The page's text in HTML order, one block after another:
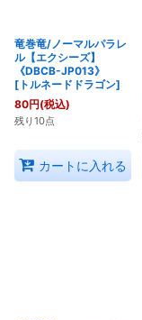
竜巻竜/ノーマルパラレ
ル【エクシーズ】
《DBCB-JP013》
[ トルネードドラゴン]
80円(税込)
残り10点
カートに入れる